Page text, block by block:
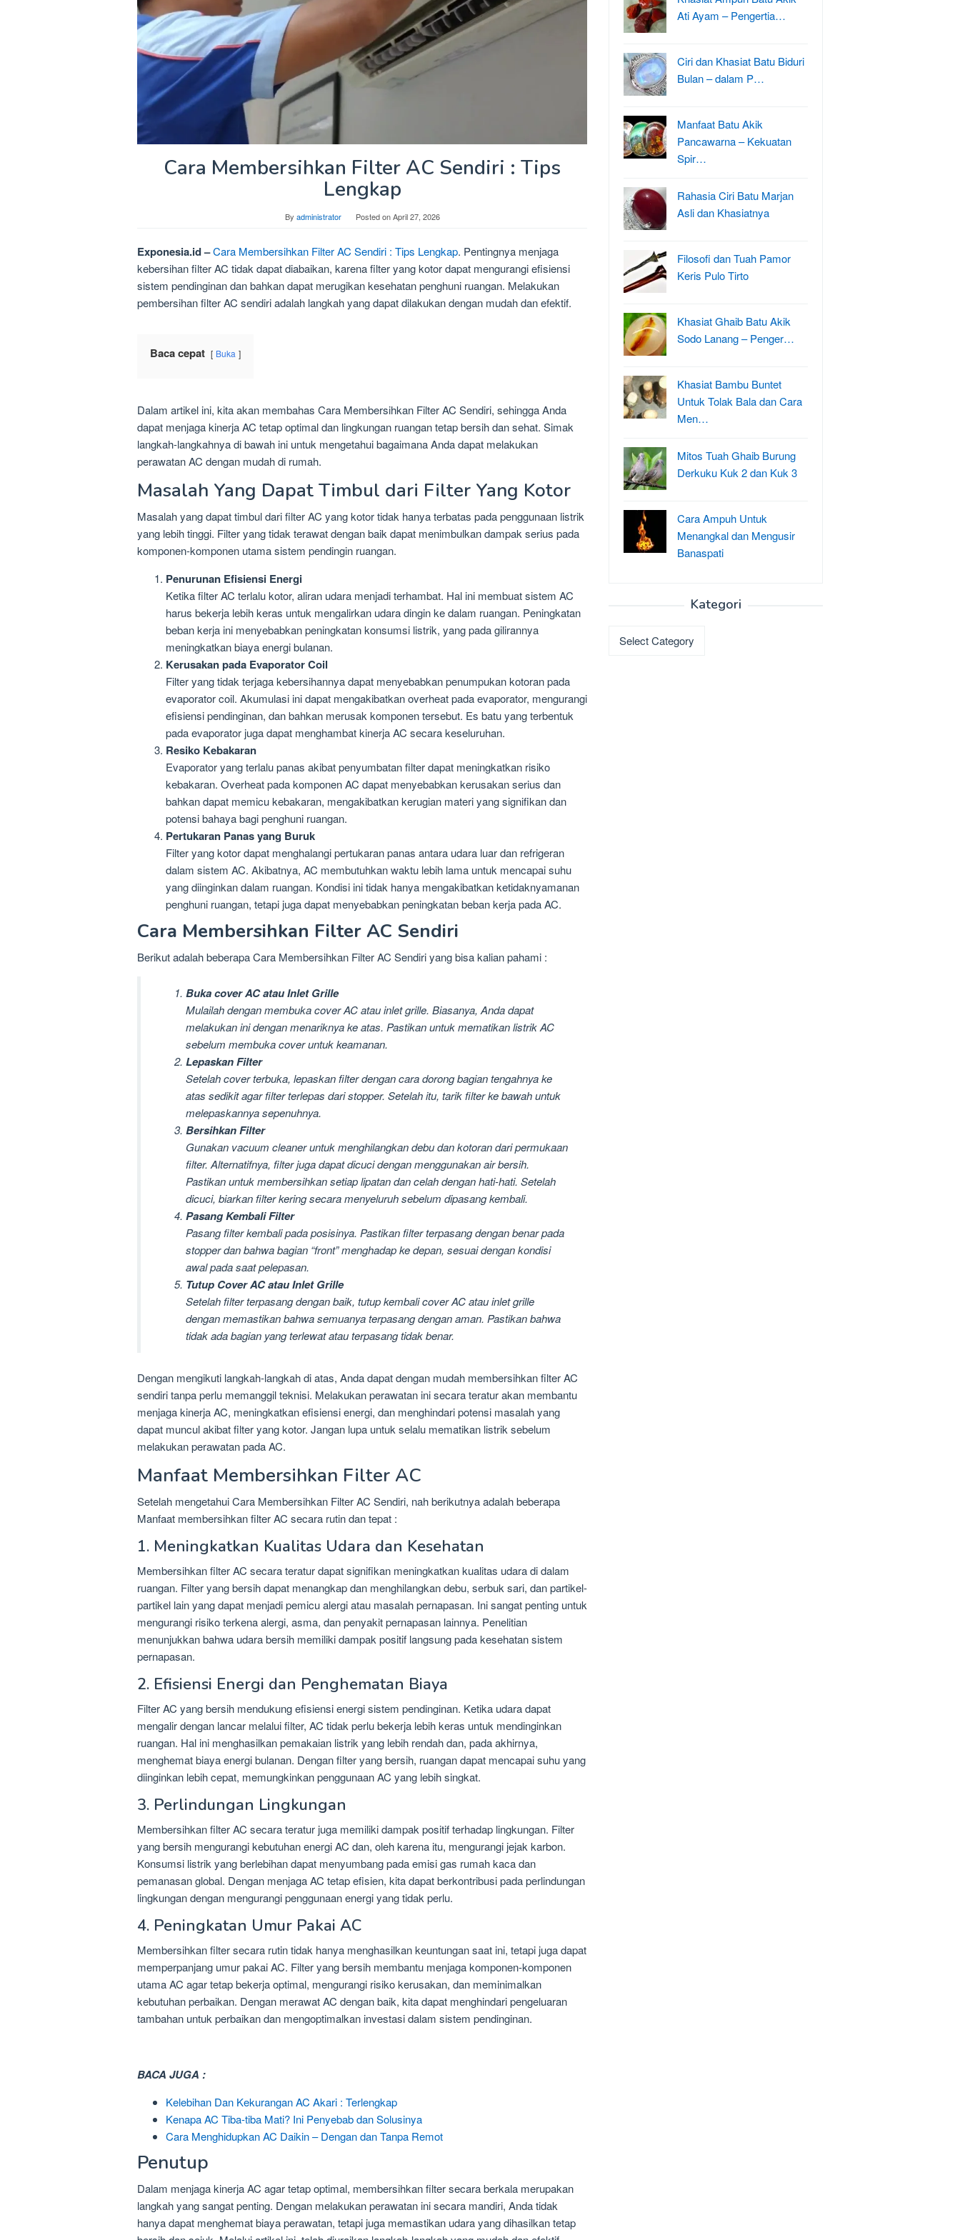
Cara Membersihkan Filter AC Sendiri : Tips
Lengkap
By administrator Posted onApril 27, 2026
Exponesia.id –Cara Membersihkan Filter AC Sendiri : Tips Lengkap. Pentingnya menjaga
kebersihan filter AC tidak dapat diabaikan, karena filter yang kotor dapat mengurangi efisiensi
sistem pendinginan dan bahkan dapat merugikan kesehatan penghuni ruangan. Melakukan
pembersihan filter AC sendiri adalah langkah yang dapat dilakukan dengan mudah dan efektif.
Baca cepat Buka
Dalam artikel ini, kita akan membahas Cara Membersihkan Filter AC Sendiri, sehingga Anda
dapat menjaga kinerja AC tetap optimal dan lingkungan ruangan tetap bersih dan sehat. Simak
langkah-langkahnya di bawah ini untuk mengetahui bagaimana Anda dapat melakukan
perawatan AC dengan mudah di rumah.
Masalah Yang Dapat Timbul dari Filter Yang Kotor
Masalah yang dapat timbul dari filter AC yang kotor tidak hanya terbatas pada penggunaan listrik
yang lebih tinggi. Filter yang tidak terawat dengan baik dapat menimbulkan dampak serius pada
komponen-komponen utama sistem pendingin ruangan.
Penurunan Efisiensi Energi
Ketika filter AC terlalu kotor, aliran udara menjadi terhambat. Hal ini membuat sistem AC
harus bekerja lebih keras untuk mengalirkan udara dingin ke dalam ruangan. Peningkatan
beban kerja ini menyebabkan peningkatan konsumsi listrik, yang pada gilirannya
meningkatkan biaya energi bulanan.
Kerusakan pada Evaporator Coil
Filter yang tidak terjaga kebersihannya dapat menyebabkan penumpukan kotoran pada
evaporator coil. Akumulasi ini dapat mengakibatkan overheat pada evaporator, mengurangi
efisiensi pendinginan, dan bahkan merusak komponen tersebut. Es batu yang terbentuk
pada evaporator juga dapat menghambat kinerja AC secara keseluruhan.
Resiko Kebakaran
Evaporator yang terlalu panas akibat penyumbatan filter dapat meningkatkan risiko
kebakaran. Overheat pada komponen AC dapat menyebabkan kerusakan serius dan
bahkan dapat memicu kebakaran, mengakibatkan kerugian materi yang signifikan dan
potensi bahaya bagi penghuni ruangan.
Pertukaran Panas yang Buruk
Filter yang kotor dapat menghalangi pertukaran panas antara udara luar dan refrigeran
dalam sistem AC. Akibatnya, AC membutuhkan waktu lebih lama untuk mencapai suhu
yang diinginkan dalam ruangan. Kondisi ini tidak hanya mengakibatkan ketidaknyamanan
penghuni ruangan, tetapi juga dapat menyebabkan peningkatan beban kerja pada AC.
Cara Membersihkan Filter AC Sendiri
Berikut adalah beberapa Cara Membersihkan Filter AC Sendiri yang bisa kalian pahami :
Buka cover AC atau Inlet Grille
Mulailah dengan membuka cover AC atau inlet grille. Biasanya, Anda dapat
melakukan ini dengan menariknya ke atas. Pastikan untuk mematikan listrik AC
sebelum membuka cover untuk keamanan.
Lepaskan Filter
Setelah cover terbuka, lepaskan filter dengan cara dorong bagian tengahnya ke
atas sedikit agar filter terlepas dari stopper. Setelah itu, tarik filter ke bawah untuk
melepaskannya sepenuhnya.
Bersihkan Filter
Gunakan vacuum cleaner untuk menghilangkan debu dan kotoran dari permukaan
filter. Alternatifnya, filter juga dapat dicuci dengan menggunakan air bersih.
Pastikan untuk membersihkan setiap lipatan dan celah dengan hati-hati. Setelah
dicuci, biarkan filter kering secara menyeluruh sebelum dipasang kembali.
Pasang Kembali Filter
Pasang filter kembali pada posisinya. Pastikan filter terpasang dengan benar pada
stopper dan bahwa bagian “front” menghadap ke depan, sesuai dengan kondisi
awal pada saat pelepasan.
Tutup Cover AC atau Inlet Grille
Setelah filter terpasang dengan baik, tutup kembali cover AC atau inlet grille
dengan memastikan bahwa semuanya terpasang dengan aman. Pastikan bahwa
tidak ada bagian yang terlewat atau terpasang tidak benar.
Dengan mengikuti langkah-langkah di atas, Anda dapat dengan mudah membersihkan filter AC
sendiri tanpa perlu memanggil teknisi. Melakukan perawatan ini secara teratur akan membantu
menjaga kinerja AC, meningkatkan efisiensi energi, dan menghindari potensi masalah yang
dapat muncul akibat filter yang kotor. Jangan lupa untuk selalu mematikan listrik sebelum
melakukan perawatan pada AC.
Manfaat Membersihkan Filter AC
Setelah mengetahui Cara Membersihkan Filter AC Sendiri, nah berikutnya adalah beberapa
Manfaat membersihkan filter AC secara rutin dan tepat :
1. Meningkatkan Kualitas Udara dan Kesehatan
Membersihkan filter AC secara teratur dapat signifikan meningkatkan kualitas udara di dalam
ruangan. Filter yang bersih dapat menangkap dan menghilangkan debu, serbuk sari, dan partikel-
partikel lain yang dapat menjadi pemicu alergi atau masalah pernapasan. Ini sangat penting untuk
mengurangi risiko terkena alergi, asma, dan penyakit pernapasan lainnya. Penelitian
menunjukkan bahwa udara bersih memiliki dampak positif langsung pada kesehatan sistem
pernapasan.
2. Efisiensi Energi dan Penghematan Biaya
Filter AC yang bersih mendukung efisiensi energi sistem pendinginan. Ketika udara dapat
mengalir dengan lancar melalui filter, AC tidak perlu bekerja lebih keras untuk mendinginkan
ruangan. Hal ini menghasilkan pemakaian listrik yang lebih rendah dan, pada akhirnya,
menghemat biaya energi bulanan. Dengan filter yang bersih, ruangan dapat mencapai suhu yang
diinginkan lebih cepat, memungkinkan penggunaan AC yang lebih singkat.
3. Perlindungan Lingkungan
Membersihkan filter AC secara teratur juga memiliki dampak positif terhadap lingkungan. Filter
yang bersih mengurangi kebutuhan energi AC dan, oleh karena itu, mengurangi jejak karbon.
Konsumsi listrik yang berlebihan dapat menyumbang pada emisi gas rumah kaca dan
pemanasan global. Dengan menjaga AC tetap efisien, kita dapat berkontribusi pada perlindungan
lingkungan dengan mengurangi penggunaan energi yang tidak perlu.
4. Peningkatan Umur Pakai AC
Membersihkan filter secara rutin tidak hanya menghasilkan keuntungan saat ini, tetapi juga dapat
memperpanjang umur pakai AC. Filter yang bersih membantu menjaga komponen-komponen
utama AC agar tetap bekerja optimal, mengurangi risiko kerusakan, dan meminimalkan
kebutuhan perbaikan. Dengan merawat AC dengan baik, kita dapat menghindari pengeluaran
tambahan untuk perbaikan dan mengoptimalkan investasi dalam sistem pendinginan.
BACA JUGA :
Kelebihan Dan Kekurangan AC Akari : Terlengkap
Kenapa AC Tiba-tiba Mati? Ini Penyebab dan Solusinya
Cara Menghidupkan AC Daikin – Dengan dan Tanpa Remot
Penutup
Dalam menjaga kinerja AC agar tetap optimal, membersihkan filter secara berkala merupakan
langkah yang sangat penting. Dengan melakukan perawatan ini secara mandiri, Anda tidak
hanya dapat menghemat biaya perawatan, tetapi juga memastikan udara yang dihasilkan tetap
Ati Ayam – Pengertia…
Ciri dan Khasiat Batu Biduri
Bulan – dalam P…
Manfaat Batu Akik
Pancawarna – Kekuatan
Spir…
Rahasia Ciri Batu Marjan
Asli dan Khasiatnya
Filosofi dan Tuah Pamor
Keris Pulo Tirto
Khasiat Ghaib Batu Akik
Sodo Lanang – Penger…
Khasiat Bambu Buntet
Untuk Tolak Bala dan Cara
Men…
Mitos Tuah Ghaib Burung
Derkuku Kuk 2 dan Kuk 3
Cara Ampuh Untuk
Menangkal dan Mengusir
Banaspati
Kategori
Kategori